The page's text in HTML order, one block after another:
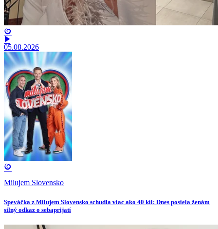
05.08.2026
Milujem Slovensko
Speváčka z Milujem Slovensko schudla viac ako 40 kíl: Dnes posiela ženám
silný odkaz o sebaprijatí